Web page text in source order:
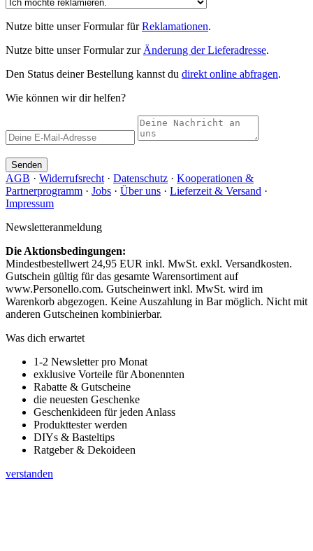
Nutze bitte unser Formular fürReklamationen.
Nutze bitte unser Formular zur Änderung der Lieferadresse.
Den Status deiner Bestellung kannst du direkt online abfragen.
Wie können wir dir helfen?
Senden
AGB · Widerrufsrecht · Datenschutz · Kooperationen &
Partnerprogramm · Jobs · Über uns · Lieferzeit & Versand ·
Impressum
Newsletteranmeldung
Die Aktionsbedingungen:
Mindestbestellwert 24,95 EUR inkl. MwSt. exkl. Versandkosten.
Gutschein gültig für das gesamte Warensortiment auf
www.Personello.com. Gutscheinwert inkl. MwSt. wird im
Warenkorb abgezogen. Keine Auszahlung in Bar möglich. Nicht mit
anderen Gutscheinen kombinierbar.
Was dich erwartet
1-2 Newsletter pro Monat
exklusive Vorteile für Abonennten
Rabatte & Gutscheine
die neuesten Geschenke
Geschenkideen für jeden Anlass
Produkttester werden
DIYs & Basteltips
Ratgeber & Dekoideen
verstanden